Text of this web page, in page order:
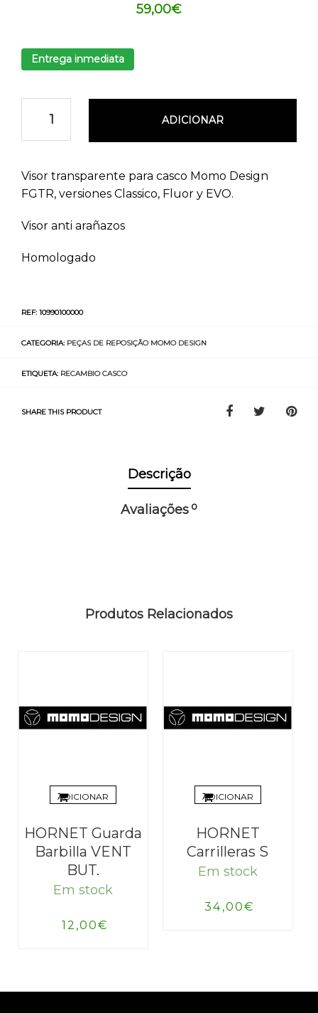
59,00€
Entrega inmediata
ADICIONAR
Visor transparente para casco Momo Design
FGTR, versiones Classico, Fluor y EVO.
Visor anti arañazos
Homologado
REF: 10990100000
CATEGORIA: PEÇAS DE REPOSIÇÃO MOMO DESIGN
ETIQUETA: RECAMBIO CASCO
SHARE THIS PRODUCT
Descrição
Avaliações 0
Produtos Relacionados
ADICIONAR
HORNET Guarda
Barbilla VENT
BUT.
Em stock
12,00€
ADICIONAR
HORNET
Carrilleras S
Em stock
34,00€